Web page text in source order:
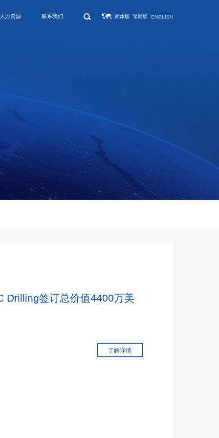
人力资源 联系我们 简体版 繁體版 ENGLISH
Drilling签订总价值4400万美
了解详情